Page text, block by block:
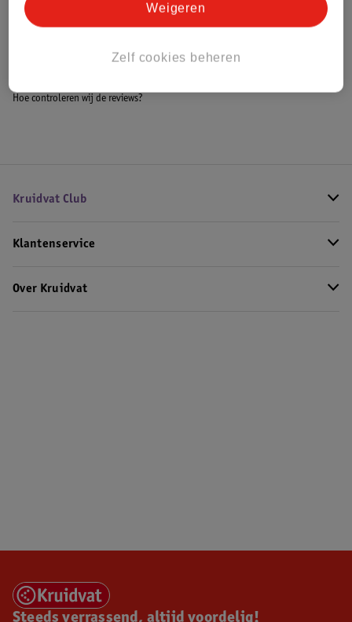
Bekijk ook
Hugo Boss Alle Damesparfum
Hoe controleren wij de reviews?
Kruidvat Club
Klantenservice
Over Kruidvat
Steeds verrassend, altijd voordelig!
Zelf cookies beheren
Weigeren